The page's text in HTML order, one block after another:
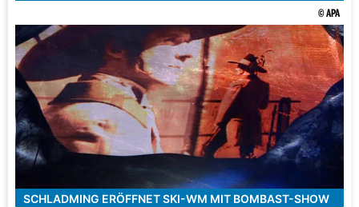
© APA
SCHLADMING ERÖFFNET SKI-WM MIT BOMBAST-SHOW